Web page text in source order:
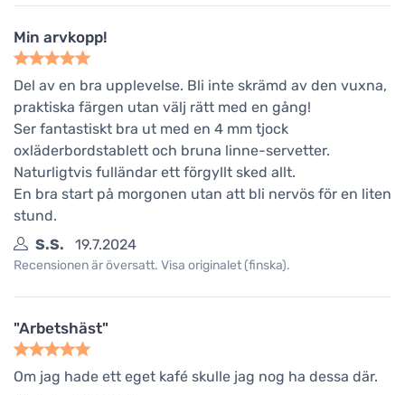
Min arvkopp!
Del av en bra upplevelse. Bli inte skrämd av den vuxna,
praktiska färgen utan välj rätt med en gång!
Ser fantastiskt bra ut med en 4 mm tjock
oxläderbordstablett och bruna linne-servetter.
Naturligtvis fulländar ett förgyllt sked allt.
En bra start på morgonen utan att bli nervös för en liten
stund.
S.S.
19.7.2024
Recensionen är översatt. Visa originalet (finska).
"Arbetshäst"
Om jag hade ett eget kafé skulle jag nog ha dessa där.